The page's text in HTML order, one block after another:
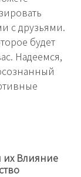
с друзьями.
будет
Надеемся,
их Влияние